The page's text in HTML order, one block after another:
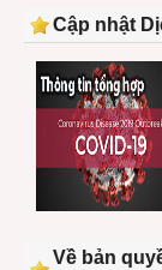
Cập nhật
Về bản